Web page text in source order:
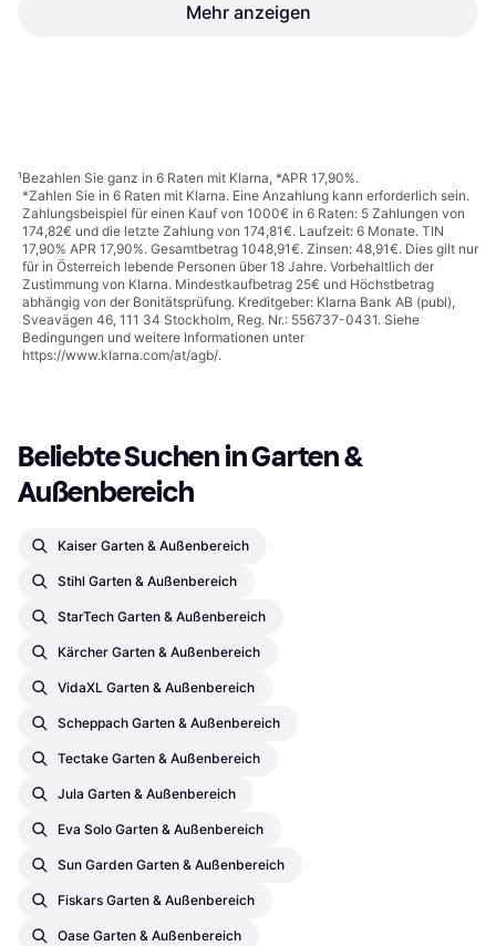
Gardena Pop Up Oscillating
Mehr anzeigen
¹Bezahlen Sie ganz in 6 Raten mit Klarna, *APR 17,90%.
*Zahlen Sie in 6 Raten mit Klarna. Eine Anzahlung kann erforderlich sein.
Zahlungsbeispiel für einen Kauf von 1000€ in 6 Raten: 5 Zahlungen von
174,82€ und die letzte Zahlung von 174,81€. Laufzeit: 6 Monate. TIN
17,90% APR 17,90%. Gesamtbetrag 1048,91€. Zinsen: 48,91€. Dies gilt nur
für in Österreich lebende Personen über 18 Jahre. Vorbehaltlich der
Zustimmung von Klarna. Mindestkaufbetrag 25€ und Höchstbetrag
abhängig von der Bonitätsprüfung. Kreditgeber: Klarna Bank AB (publ),
Sveavägen 46, 111 34 Stockholm, Reg. Nr.: 556737-0431. Siehe
Bedingungen und weitere Informationen unter
https://www.klarna.com/at/agb/.
Beliebte Suchen in Garten &
Außenbereich
Kaiser Garten & Außenbereich
Stihl Garten & Außenbereich
StarTech Garten & Außenbereich
Kärcher Garten & Außenbereich
VidaXL Garten & Außenbereich
Scheppach Garten & Außenbereich
Tectake Garten & Außenbereich
Jula Garten & Außenbereich
Eva Solo Garten & Außenbereich
Sun Garden Garten & Außenbereich
Fiskars Garten & Außenbereich
Oase Garten & Außenbereich